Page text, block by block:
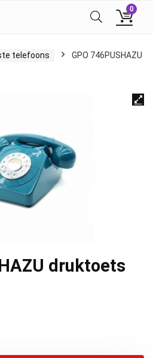
0
telefoons
GPO 746PUSHAZU
druktoets